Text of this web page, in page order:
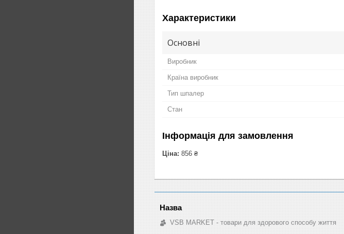
Характеристики
Основні
Виробник
Країна виробник
Тип шпалер
Стан
Інформація для замовлення
Ціна: 856 ₴
VSB MARKET - товари для здорового способу життя